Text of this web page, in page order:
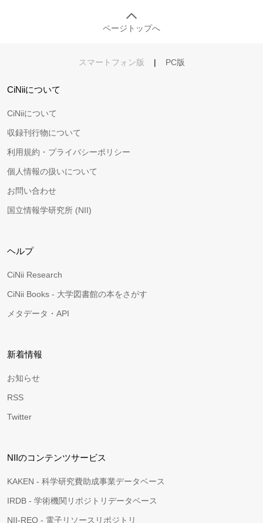
ページトップへ
スマートフォン版 | PC版
CiNiiについて
CiNiiについて
収録刊行物について
利用規約・プライバシーポリシー
個人情報の扱いについて
お問い合わせ
国立情報学研究所 (NII)
ヘルプ
CiNii Research
CiNii Books - 大学図書館の本をさがす
メタデータ・API
新着情報
お知らせ
RSS
Twitter
NIIのコンテンツサービス
KAKEN - 科学研究費助成事業データベース
IRDB - 学術機関リポジトリデータベース
NII-REO - 電子リソースリポジトリ